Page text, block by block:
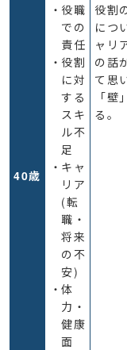
40歳
役職
での
責任
役割
に対
する
スキ
ル不
足
キャ
リア
(転
職・
将来
の不
安)
体
力・
健康
面
役割
につ
ャリ
の話
て思
「
る。